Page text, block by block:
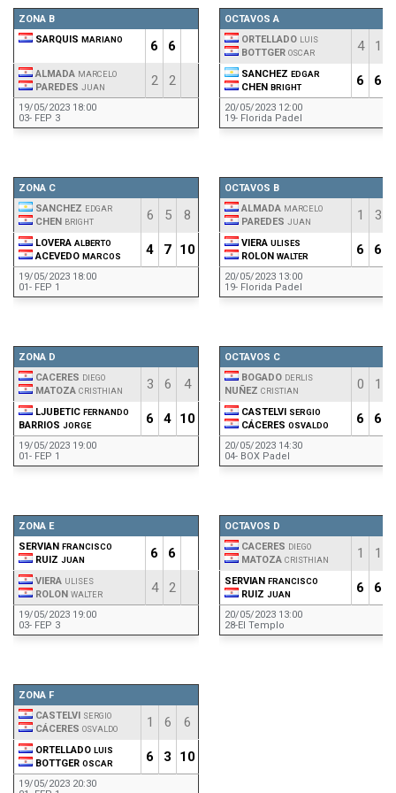
ZONA B
SARQUIS MARIANO 6 6
ALMADA MARCELO
PAREDES JUAN 2 2
19/05/2023 18:00
03- FEP 3
ZONA C
SANCHEZ EDGAR
CHEN BRIGHT 6 5 8
LOVERA ALBERTO
ACEVEDO MARCOS 4 7 10
19/05/2023 18:00
01- FEP 1
ZONA D
CACERES DIEGO
MATOZA CRISTHIAN 3 6 4
LJUBETIC FERNANDO
BARRIOS JORGE 6 4 10
19/05/2023 19:00
01- FEP 1
ZONA E
SERVIAN FRANCISCO
RUIZ JUAN 6 6
VIERA ULISES
ROLON WALTER 4 2
19/05/2023 19:00
03- FEP 3
ZONA F
CASTELVI SERGIO
CÁCERES OSVALDO 1 6 6
ORTELLADO LUIS
BOTTGER OSCAR 6 3 10
19/05/2023 20:30
OCTAVOS A
ORTELLADO LUIS
BOTTGER OSCAR 4 1
SANCHEZ EDGAR
CHEN BRIGHT 6 6
20/05/2023 12:00
19- Florida Padel
OCTAVOS B
ALMADA MARCELO
PAREDES JUAN 1 3
VIERA ULISES
ROLON WALTER 6 6
20/05/2023 13:00
19- Florida Padel
OCTAVOS C
BOGADO DERLIS
NUÑEZ CRISTIAN 0 1
CASTELVI SERGIO
CÁCERES OSVALDO 6 6
20/05/2023 14:30
04- BOX Padel
OCTAVOS D
CACERES DIEGO
MATOZA CRISTHIAN 1 1
SERVIAN FRANCISCO
RUIZ JUAN 6 6
20/05/2023 13:00
28-El Templo